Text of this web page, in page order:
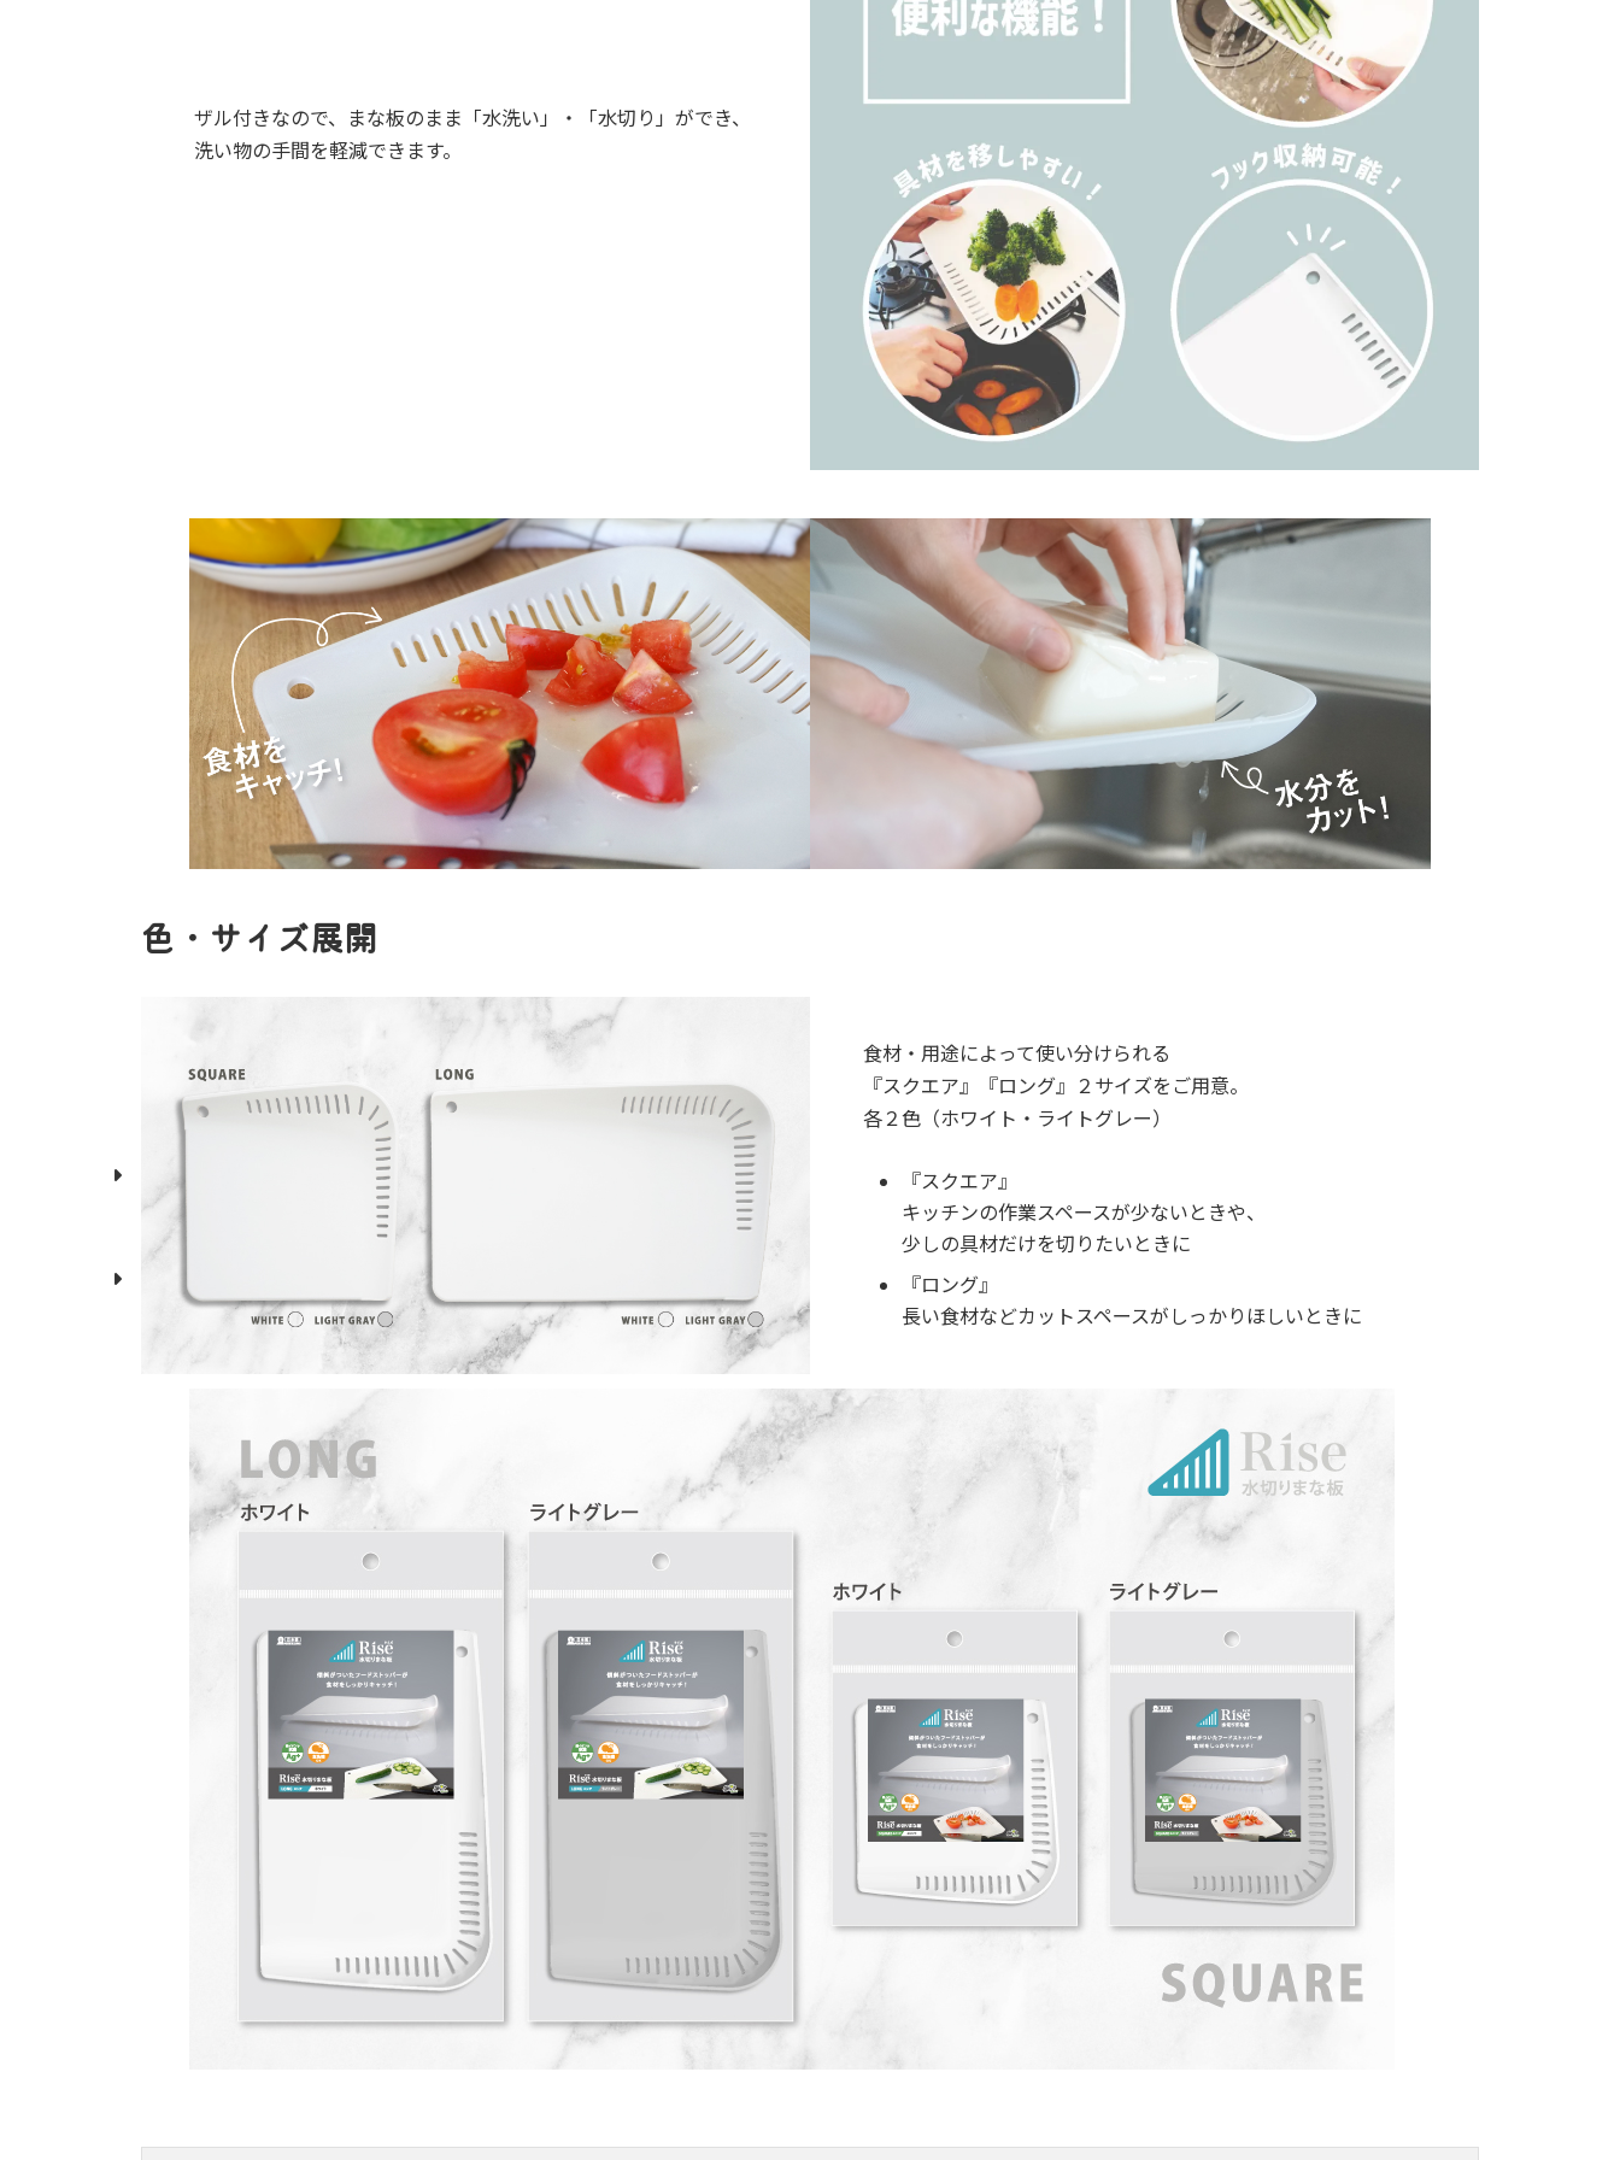
ザル付きなので、まな板のまま「水洗い」・「水切り」ができ、
洗い物の手間を軽減できます。
色・サイズ展開
食材・用途によって使い分けられる
『スクエア』『ロング』２サイズをご用意。
各２色（ホワイト・ライトグレー）
『スクエア』
キッチンの作業スペースが少ないときや、
少しの具材だけを切りたいときに
『ロング』
長い食材などカットスペースがしっかりほしいときに